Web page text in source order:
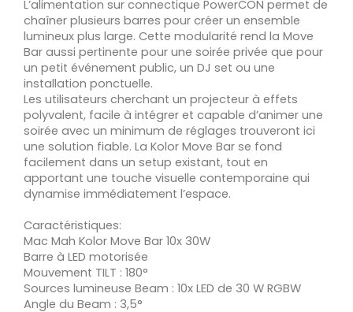
L’alimentation sur connectique PowerCON permet de
chaîner plusieurs barres pour créer un ensemble
lumineux plus large. Cette modularité rend la Move
Bar aussi pertinente pour une soirée privée que pour
un petit événement public, un DJ set ou une
installation ponctuelle.
Les utilisateurs cherchant un projecteur à effets
polyvalent, facile à intégrer et capable d’animer une
soirée avec un minimum de réglages trouveront ici
une solution fiable. La Kolor Move Bar se fond
facilement dans un setup existant, tout en
apportant une touche visuelle contemporaine qui
dynamise immédiatement l’espace.
Caractéristiques:
Mac Mah Kolor Move Bar 10x 30W
Barre à LED motorisée
Mouvement TILT : 180°
Sources lumineuse Beam : 10x LED de 30 W RGBW
Angle du Beam : 3,5°